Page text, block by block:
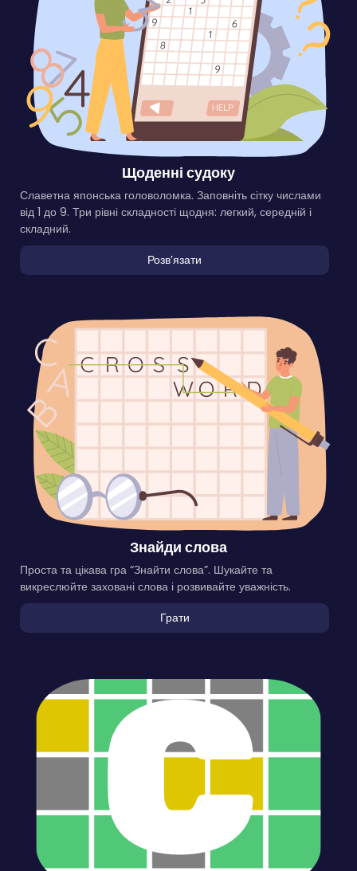
Щоденні судоку
Славетна японська головоломка. Заповніть сітку числами
від 1 до 9. Три рівні складності щодня: легкий, середній і
складний.
Розвʼязати
Знайди слова
Проста та цікава гра “Знайти слова”. Шукайте та
викреслюйте заховані слова і розвивайте уважність.
Грати